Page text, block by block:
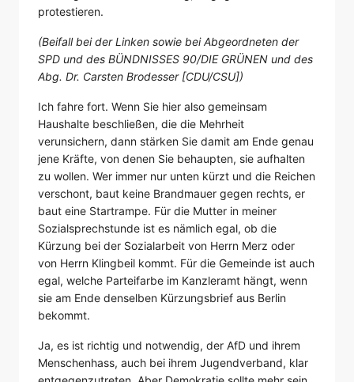
protestieren.
(Beifall bei der Linken sowie bei Abgeordneten der
SPD und des BÜNDNISSES 90/DIE GRÜNEN und des
Abg. Dr. Carsten Brodesser [CDU/CSU])
Ich fahre fort. Wenn Sie hier also gemeinsam
Haushalte beschließen, die die Mehrheit
verunsichern, dann stärken Sie damit am Ende genau
jene Kräfte, von denen Sie behaupten, sie aufhalten
zu wollen. Wer immer nur unten kürzt und die Reichen
verschont, baut keine Brandmauer gegen rechts, er
baut eine Startrampe. Für die Mutter in meiner
Sozialsprechstunde ist es nämlich egal, ob die
Kürzung bei der Sozialarbeit von Herrn Merz oder
von Herrn Klingbeil kommt. Für die Gemeinde ist auch
egal, welche Parteifarbe im Kanzleramt hängt, wenn
sie am Ende denselben Kürzungsbrief aus Berlin
bekommt.
Ja, es ist richtig und notwendig, der AfD und ihrem
Menschenhass, auch bei ihrem Jugendverband, klar